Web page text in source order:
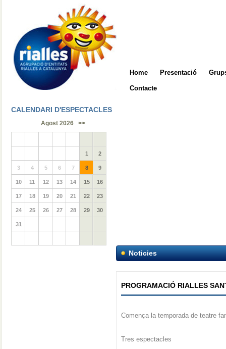
Home Presentació
Contacte
CALENDARI D'ESPECTACLES
Agost 2026 >>
1 2
3 4 5 6 7 8 9
10 11 12 13 14 15 16
17 18 19 20 21 22 23
24 25 26 27 28 29 30
31
Noticies
PROGRAMACIÓ RIALLES
Comença la temporada de teatre
Tres espectacles